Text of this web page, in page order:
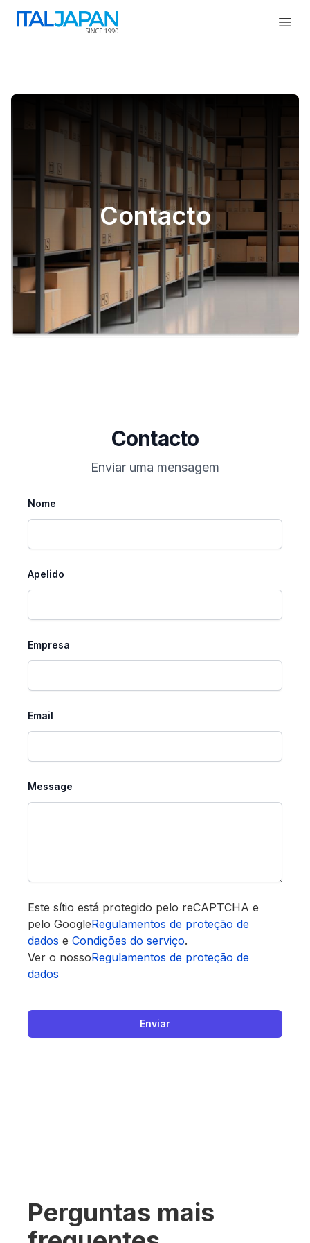
Contacto
Contacto
Enviar uma mensagem
Nome
Apelido
Empresa
Email
Message
Este sítio está protegido pelo reCAPTCHA e
pelo GoogleRegulamentos de proteção de
dados e Condições do serviço.
Ver o nossoRegulamentos de proteção de
dados
Enviar
Perguntas mais